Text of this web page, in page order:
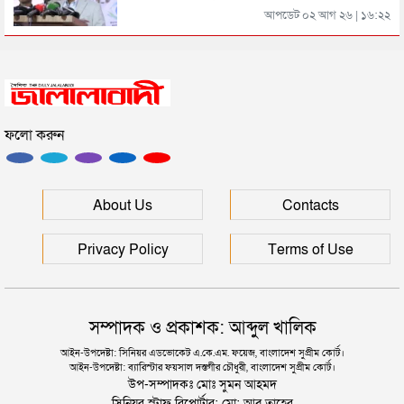
প্রধানমন্ত্রী
সিলেটে আরও দুইজনের মৃত্যু, হাসপাতালে ৩ শতাধিক
আপডেট ০২ আগ ২৬ | ১৬:২২
ফলো করুন
About Us Contacts
Privacy Policy Terms of Use
সম্পাদক ও প্রকাশক: আব্দুল খালিক
আইন-উপদেষ্টা: সিনিয়র এডভোকেট এ.কে.এম. ফয়েজ, বাংলাদেশ সুপ্রীম কোর্ট।
আইন-উপদেষ্টা: ব্যারিস্টার ফয়সাল দস্তগীর চৌধুরী, বাংলাদেশ সুপ্রীম কোর্ট।
উপ-সম্পাদকঃ মোঃ সুমন আহমদ